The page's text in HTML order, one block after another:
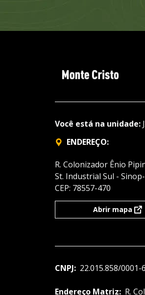
Você está na unidade:
ENDEREÇO:
R. Colonizador Ênio
St. Industrial Sul -
CEP: 78557-470
Abrir mapa
CNPJ: 22.015.858/0001-
Endereço Matriz: R.